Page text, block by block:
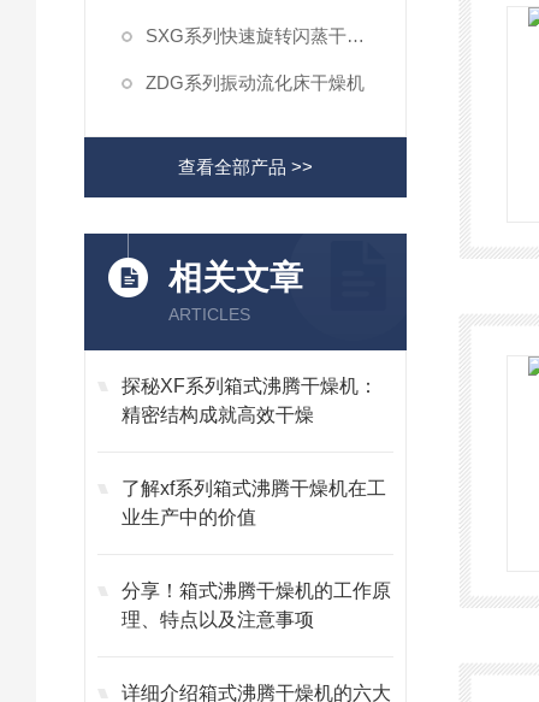
SXG系列快速旋转闪蒸干燥机
ZDG系列振动流化床干燥机
查看全部产品 >>
相关文章
ARTICLES
探秘XF系列箱式沸腾干燥机：
精密结构成就高效干燥
了解xf系列箱式沸腾干燥机在工
业生产中的价值
分享！箱式沸腾干燥机的工作原
理、特点以及注意事项
详细介绍箱式沸腾干燥机的六大